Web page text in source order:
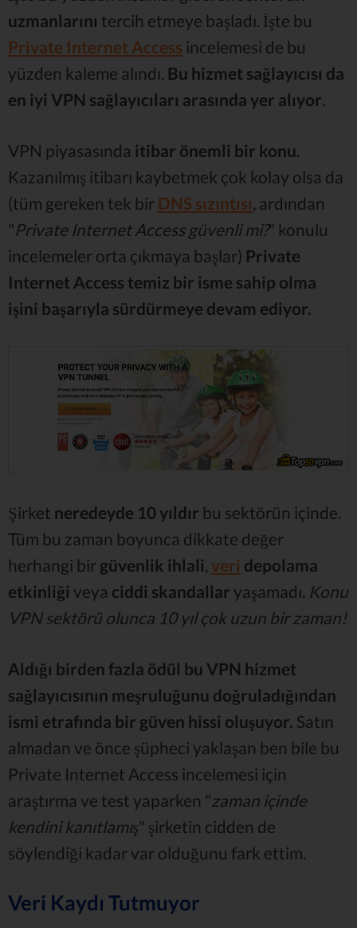
uzmanlarını tercih etmeye başladı. İşte bu
Private Internet Access incelemesi de bu
yüzden kaleme alındı. Bu hizmet sağlayıcısı da
en iyi VPN sağlayıcıları arasında yer alıyor
VPN piyasasında itibar önemli bir konu
Kazanılmış itibarı kaybetmek çok kolay olsa da
(tüm gereken tek bir DNS sızıntısı , ardından
"Private Internet Access güvenli mi?" konulu
incelemeler orta çıkmaya başlar) Private
Internet Access temiz bir isme sahip olma
işini başarıyla sürdürmeye devam ediyor.
Şirket neredeyde 10 yıldır bu sektörün içinde.
Tüm bu zaman boyunca dikkate değer
herhangi bir güvenlik ihlali, veri depolama
etkinliği veya ciddi skandallar yaşamadı. Konu
VPN sektörü olunca 10 yıl çok uzun bir zaman!
Aldığı birden fazla ödül bu VPN hizmet
sağlayıcısının meşruluğunu doğruladığından
ismi etrafında bir güven hissi oluşuyor. Satın
almadan ve önce şüpheci yaklaşan ben bile bu
Private Internet Access incelemesi için
araştırma ve test yaparken "zaman içinde
kendini kanıtlamış" şirketin cidden de
söylendiği kadar var olduğunu fark ettim.
Veri Kaydı Tutmuyor